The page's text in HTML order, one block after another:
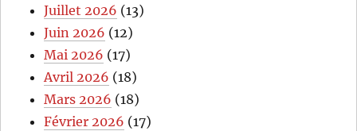
Juillet 2026 (13)
Juin 2026 (12)
Mai 2026 (17)
Avril 2026 (18)
Mars 2026 (18)
Février 2026 (17)